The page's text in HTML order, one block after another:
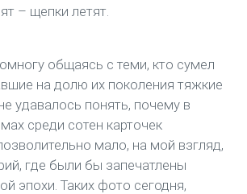
– щепки летят.
общаясь с теми, кто сумел
на долю их поколения тяжкие
удавалось понять, почему в
среди сотен карточек
мало, на мой взгляд,
где были бы запечатлены
эпохи. Таких фото сегодня,